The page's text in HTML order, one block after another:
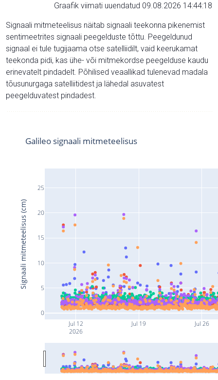
Graafik viimati uuendatud 09.08.2026 14:44:18
Signaali mitmeteelisus näitab signaali teekonna pikenemist
sentimeetrites signaali peegelduste tõttu. Peegeldunud
signaal ei tule tugijaama otse satelliidilt, vaid keerukamat
teekonda pidi, kas ühe- või mitmekordse peegelduse kaudu
erinevatelt pindadelt. Põhilised veaallikad tulenevad madala
tõusunurgaga satelliitidest ja lähedal asuvatest
peegelduvatest pindadest.
Jul 12
2026
Jul 19 Jul 26
0
5
10
15
20
25
Galileo signaali mitmeteelisus
Signaali mitmeteelisus (cm)